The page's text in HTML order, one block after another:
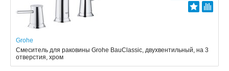
Grohe
Смеситель для раковины Grohe BauClassic, двухвентильный, на 3
отверстия, хром